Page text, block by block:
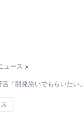
ュース >
「開発急いでもらいたい」